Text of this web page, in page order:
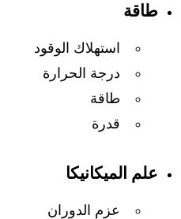
طاقة
استهلاك الوقود
درجة الحرارة
طاقة
قدرة
علم الميكانيكا
عزم الدوران